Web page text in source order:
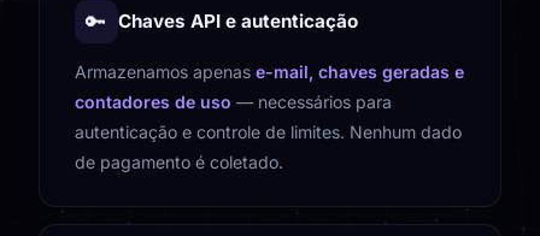
🔑 Chaves API e autenticação
Armazenamos apenas e-mail, chaves geradas e
contadores de uso — necessários para
autenticação e controle de limites. Nenhum dado
de pagamento é coletado.